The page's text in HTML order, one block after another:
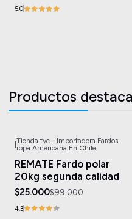
5.0
Productos
-75%OFF
Tienda tyc - Importadora Fardos
ropa Americana En Chile
REMATE Fardo polar
20kg segunda calidad
$25.000$99.000
4.3